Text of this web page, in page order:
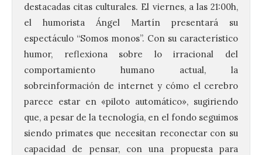
destacadas citas culturales. El viernes, a las 21:00h,
el humorista Ángel Martín presentará su
espectáculo “Somos monos”. Con su característico
humor, reflexiona sobre lo irracional del
comportamiento humano actual, la
sobreinformación de internet y cómo el cerebro
parece estar en «piloto automático», sugiriendo
que, a pesar de la tecnología, en el fondo seguimos
siendo primates que necesitan reconectar con su
capacidad de pensar, con una propuesta para